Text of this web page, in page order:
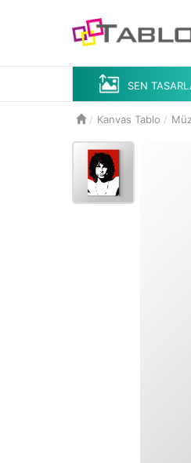
SEN
Kanvas Tablo